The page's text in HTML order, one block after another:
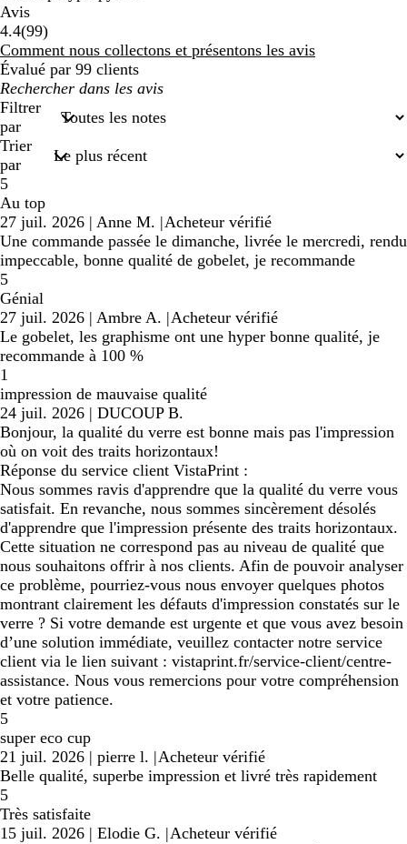
Avis
4.4(9999
avis
)
Comment nous collectons et présentons les avis
Évalué par 99 clients
Mes
recherches
saisies
Filtrer
par
Trier
par
5
Au top
27 juil. 2026 | Anne M. |Acheteur vérifié
Une commande passée le dimanche, livrée le mercredi, rendu
impeccable, bonne qualité de gobelet, je recommande
5
Génial
27 juil. 2026 | Ambre A. |Acheteur vérifié
Le gobelet, les graphisme ont une hyper bonne qualité, je
recommande à 100 %
1
impression de mauvaise qualité
24 juil. 2026 | DUCOUP B.
Bonjour, la qualité du verre est bonne mais pas l'impression
où on voit des traits horizontaux!
Réponse du service client VistaPrint :
Nous sommes ravis d'apprendre que la qualité du verre vous
satisfait. En revanche, nous sommes sincèrement désolés
d'apprendre que l'impression présente des traits horizontaux.
Cette situation ne correspond pas au niveau de qualité que
nous souhaitons offrir à nos clients. Afin de pouvoir analyser
ce problème, pourriez-vous nous envoyer quelques photos
montrant clairement les défauts d'impression constatés sur le
verre ? Si votre demande est urgente et que vous avez besoin
d’une solution immédiate, veuillez contacter notre service
client via le lien suivant : vistaprint.fr/service-client/centre-
assistance. Nous vous remercions pour votre compréhension
et votre patience.
5
super eco cup
21 juil. 2026 | pierre l. |Acheteur vérifié
Belle qualité, superbe impression et livré très rapidement
5
Très satisfaite
15 juil. 2026 | Elodie G. |Acheteur vérifié